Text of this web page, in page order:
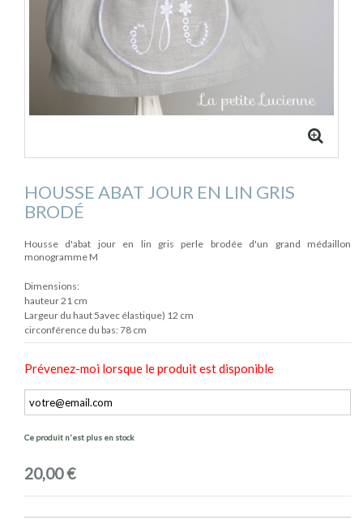
HOUSSE ABAT JOUR EN LIN GRIS
BRODÉ
Housse d'abat jour en lin gris perle brodée d'un grand médaillon
monogramme M
Dimensions:
hauteur 21 cm
Largeur du haut 5avec élastique) 12 cm
circonférence du bas: 78 cm
Prévenez-moi lorsque le produit est disponible
Ce produit n'est plus en stock
20,00 €